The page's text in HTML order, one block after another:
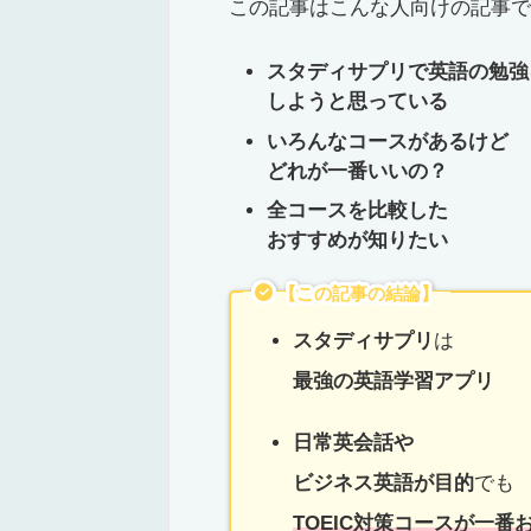
この記事はこんな人向けの記事で
スタディサプリで英語の勉
しようと思っている
いろんなコースがあるけど
どれが一番いいの？
全コースを比較した
おすすめが知りたい
【この記事の結論】
スタディサプリ は
最強の英語学習アプリ
日常英会話や
ビジネス英語が目的でも
TOEIC対策コースが一番